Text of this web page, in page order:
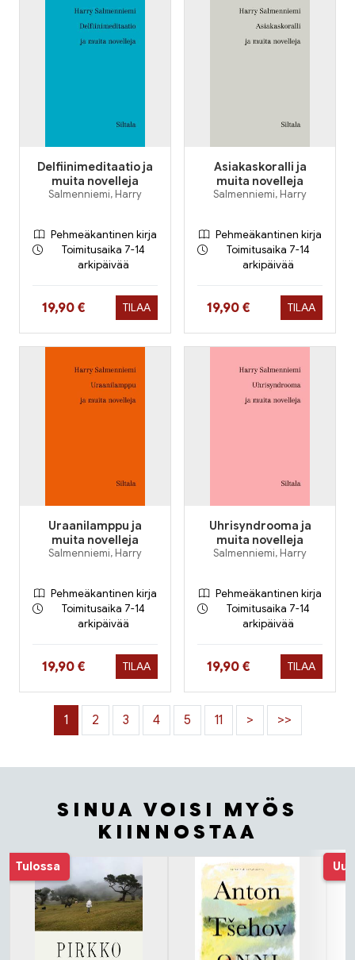
Delfiinimeditaatio ja
muita novelleja
Salmenniemi, Harry
Pehmeäkantinen kirja
Toimitusaika 7-14
arkipäivää
Hinta nyt
19,90 € TILAA
Asiakaskoralli ja
muita novelleja
Salmenniemi, Harry
Pehmeäkantinen kirja
Toimitusaika 7-14
arkipäivää
Hinta nyt
19,90 € TILAA
Uraanilamppu ja
muita novelleja
Salmenniemi, Harry
Pehmeäkantinen kirja
Toimitusaika 7-14
arkipäivää
Hinta nyt
19,90 € TILAA
Uhrisyndrooma ja
muita novelleja
Salmenniemi, Harry
Pehmeäkantinen kirja
Toimitusaika 7-14
arkipäivää
Hinta nyt
19,90 € TILAA
1 2 3 4 5 11 > >>
SINUA VOISI MYÖS
KIINNOSTAA
Tuoteluettelon alku
Tulossa